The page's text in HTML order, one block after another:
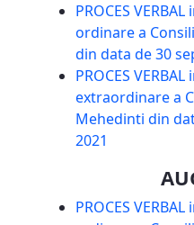
PROCES
ordinare a
din data de 30
PROCES
extraordinare a
Mehedinti din
2021
PROCES